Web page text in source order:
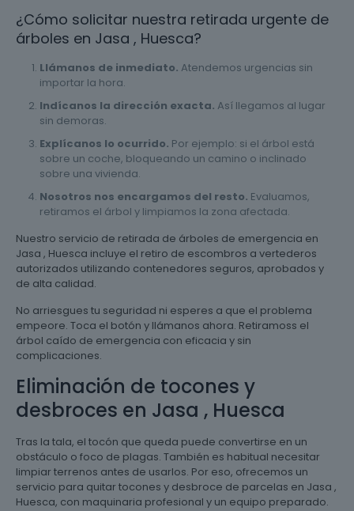
¿Cómo solicitar nuestra retirada urgente de
árboles en Jasa , Huesca?
Llámanos de inmediato. Atendemos urgencias sin
importar la hora.
Indícanos la dirección exacta. Así llegamos al lugar
sin demoras.
Explícanos lo ocurrido. Por ejemplo: si el árbol está
sobre un coche, bloqueando un camino o inclinado
sobre una vivienda.
Nosotros nos encargamos del resto. Evaluamos,
retiramos el árbol y limpiamos la zona afectada.
Nuestro servicio de retirada de árboles de emergencia en
Jasa , Huesca incluye el retiro de escombros a vertederos
autorizados utilizando contenedores seguros, aprobados y
de alta calidad.
No arriesgues tu seguridad ni esperes a que el problema
empeore. Toca el botón y llámanos ahora. Retiramoss el
árbol caído de emergencia con eficacia y sin
complicaciones.
Eliminación de tocones y
desbroces en Jasa , Huesca
Tras la tala, el tocón que queda puede convertirse en un
obstáculo o foco de plagas. También es habitual necesitar
limpiar terrenos antes de usarlos. Por eso, ofrecemos un
servicio para quitar tocones y desbroce de parcelas en Jasa ,
Huesca, con maquinaria profesional y un equipo preparado.